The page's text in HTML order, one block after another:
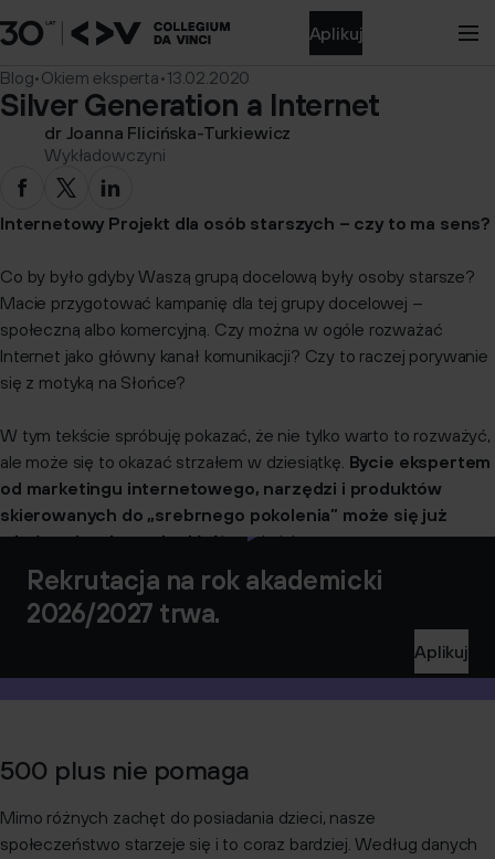
Aplikuj
Blog•Okiem eksperta•13.02.2020
Silver Generation a Internet
dr Joanna Flicińska-Turkiewicz
Wykładowczyni
Internetowy Projekt dla osób starszych – czy to ma sens?
Co by było gdyby Waszą grupą docelową były osoby starsze?
Macie przygotować kampanię dla tej grupy docelowej –
społeczną albo komercyjną. Czy można w ogóle rozważać
Internet jako główny kanał komunikacji? Czy to raczej porywanie
się z motyką na Słońce?
W tym tekście spróbuję pokazać, że nie tylko warto to rozważyć,
ale może się to okazać strzałem w dziesiątkę. Bycie ekspertem
od marketingu internetowego, narzędzi i produktów
skierowanych do „srebrnego pokolenia” może się już
wkrótce bardzo opłacić. Ale po kolei.
Rekrutacja na rok akademicki
2026/2027 trwa.
Aplikuj
500 plus nie pomaga
Mimo różnych zachęt do posiadania dzieci, nasze
społeczeństwo starzeje się i to coraz bardziej. Według danych